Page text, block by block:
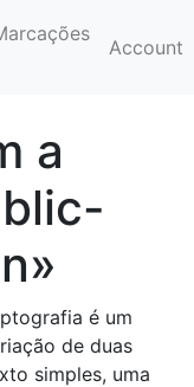
Account
a
é um
de duas
simples, uma